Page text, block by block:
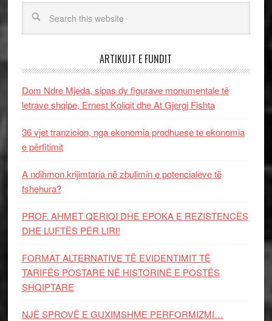
ARTIKUJT E FUNDIT
Dom Ndre Mjeda, sipas dy figurave monumentale të
letrave shqipe, Ernest Koliqit dhe At Gjergj Fishta
36 vjet tranzicion, nga ekonomia prodhuese te ekonomia
e përfitimit
A ndihmon krijimtaria në zbulimin e potencialeve të
fshehura?
PROF. AHMET QERIQI DHE EPOKA E REZISTENCЁS
DHE LUFTЁS PЁR LIRI!
FORMAT ALTERNATIVE TË EVIDENTIMIT TË
TARIFËS POSTARE NË HISTORINË E POSTËS
SHQIPTARE
NJË SPROVË E GUXIMSHME PERFORMIZMI…